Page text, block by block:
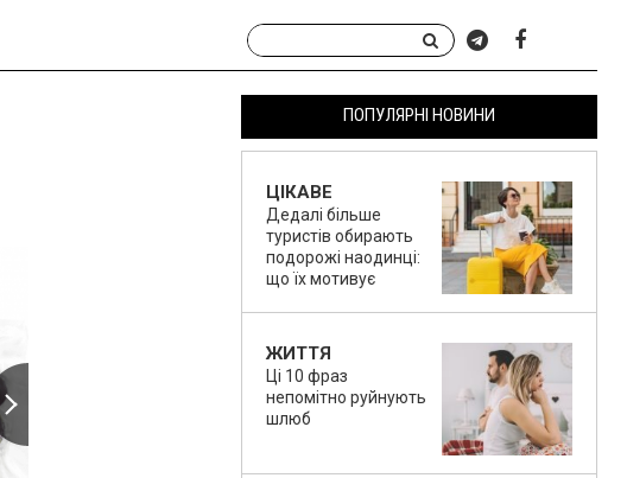
ПОПУЛЯРНІ НОВИНИ
ЦІКАВЕ
Дедалі більше
туристів обирають
подорожі наодинці:
що їх мотивує
ЖИТТЯ
Ці 10 фраз
непомітно руйнують
шлюб